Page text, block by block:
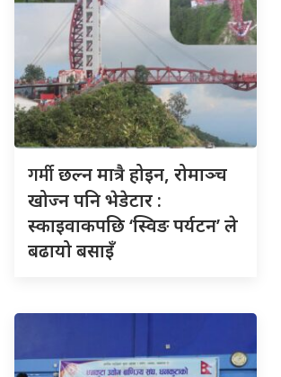
गर्मीछल्न मात्रै होइन, रोमाञ्च
खोज्न पनि भेडेटार :
स्काइवाकपछि ‘स्विङ पर्यटन’ ले
बढायो बसाइँ